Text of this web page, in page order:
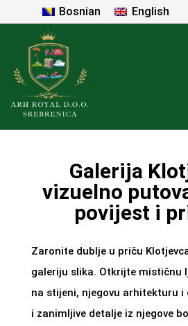
Bosnian English
Galerija
vizuelno
povijest i
Zaronite dublje u priču
galeriju slika. Otkrijte mističnu
na stijeni, njegovu arhitekturu i
i zanimljive detalje iz njegove